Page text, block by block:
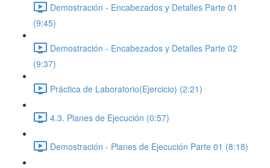
Demostración - Encabezados y Detalles Parte 01
(9:45)
Demostración - Encabezados y Detalles Parte 02
(9:37)
Práctica de Laboratorio(Ejercicio) (2:21)
4.3. Planes de Ejecución (0:57)
Demostración - Planes de Ejecución Parte 01 (8:18)